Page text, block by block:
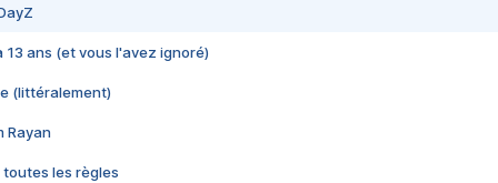
13 ans (et vous l'avez ignoré)
(littéralement)
Rayan
toutes les règles